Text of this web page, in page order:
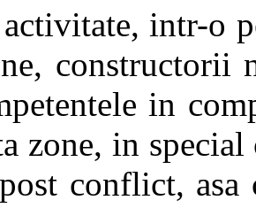
intr-o
constructorii
in
zone, in
conflict,